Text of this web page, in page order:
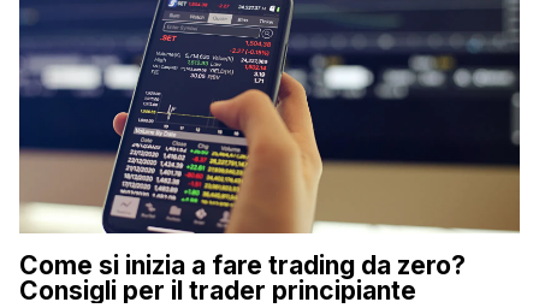
Come si inizia a fare trading da zero?
Consigli per il trader principiante